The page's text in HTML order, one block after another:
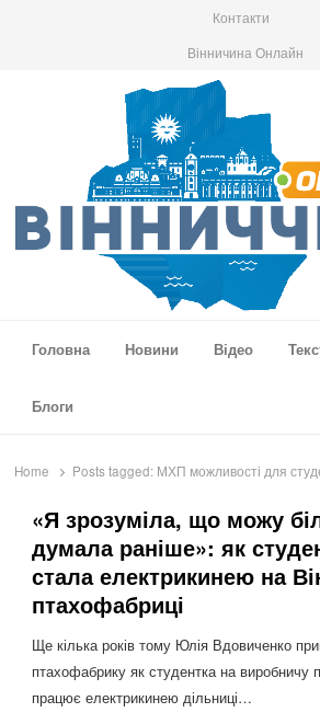
Контакти
Вінничина Онлайн
Головна
Новини Відео
Блоги
Home Posts tagged: МХП можливості для
«Я зрозуміла, що можу
думала раніше»: як
стала електрикинею на
птахофабриці
Ще кілька років тому Юлія Вдовиченко
птахофабрику як студентка на виробничу
працює електрикинею дільниці…